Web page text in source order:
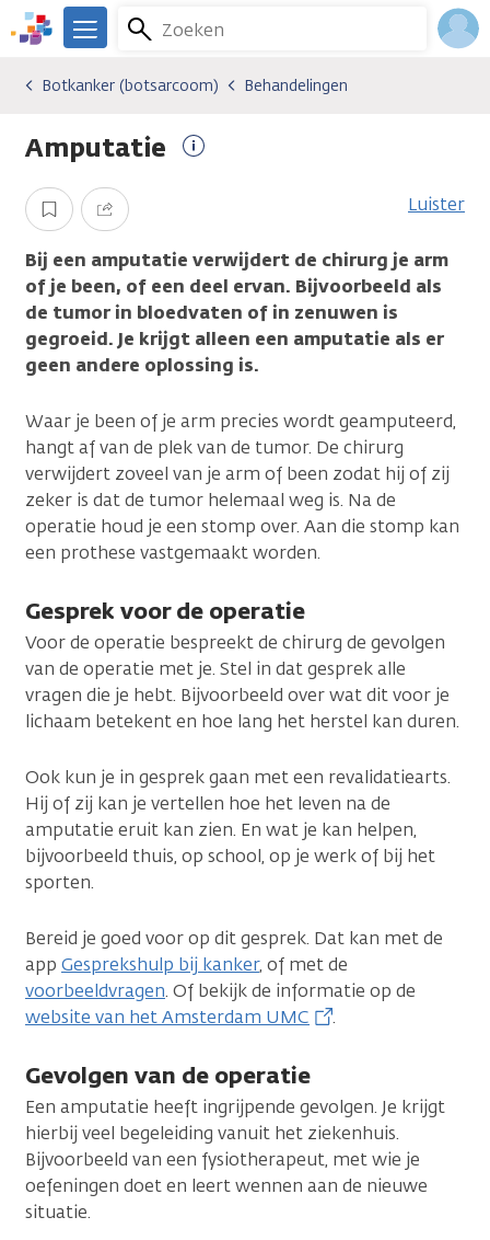
Overslaan
en
gaan
We
er
je.
Zoeken
Menu
Kankersoorten
Botkanker (botsarcoom)
Behandelingen
Botkanker (botsarcoom) Behandelingen
Amputatie
Opslaan Delen Luister
Bij een amputatie verwijdert de chirurg je arm
of je been, of een deel ervan. Bijvoorbeeld als
de tumor in bloedvaten of in zenuwen is
gegroeid. Je krijgt alleen een amputatie als er
geen andere oplossing is.
Waar je been of je arm precies wordt geamputeerd,
hangt af van de plek van de tumor. De chirurg
verwijdert zoveel van je arm of been zodat hij of zij
zeker is dat de tumor helemaal weg is. Na de
operatie houd je een stomp over. Aan die stomp kan
een prothese vastgemaakt worden.
Gesprek voor de operatie
Voor de operatie bespreekt de chirurg de gevolgen
van de operatie met je. Stel in dat gesprek alle
vragen die je hebt. Bijvoorbeeld over wat dit voor je
lichaam betekent en hoe lang het herstel kan duren.
Ook kun je in gesprek gaan met een revalidatiearts.
Hij of zij kan je vertellen hoe het leven na de
amputatie eruit kan zien. En wat je kan helpen,
bijvoorbeeld thuis, op school, op je werk of bij het
sporten.
Bereid je goed voor op dit gesprek. Dat kan met de
app Gesprekshulp bij kanker, of met de
voorbeeldvragen. Of bekijk de informatie op de
website van het Amsterdam UMC
.
Gevolgen van de operatie
Een amputatie heeft ingrijpende gevolgen. Je krijgt
hierbij veel begeleiding vanuit het ziekenhuis.
Bijvoorbeeld van een fysiotherapeut, met wie je
oefeningen doet en leert wennen aan de nieuwe
situatie.